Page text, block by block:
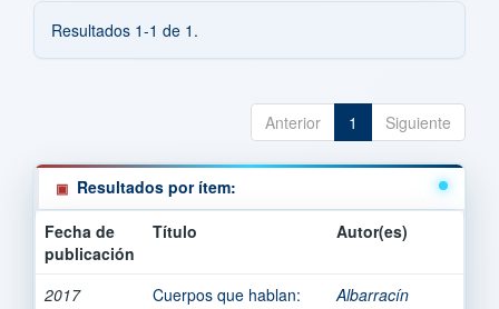
Resultados 1-1 de 1.
Anterior 1 Siguiente
Resultados por ítem:
Fecha de
publicación
Título Autor(es)
2017
Cuerpos que hablan:
Albarracín